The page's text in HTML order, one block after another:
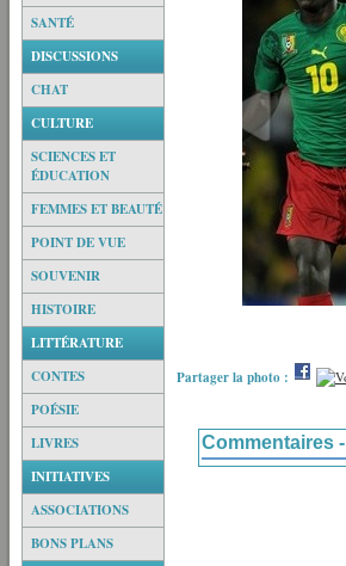
SANTÉ
DISCUSSIONS
CHAT
CULTURE
SCIENCES ET
ÉDUCATION
FEMMES ET BEAUTÉ
POINT DE VUE
SOUVENIR
HISTOIRE
LITTÉRATURE
CONTES
POÉSIE
LIVRES
INITIATIVES
ASSOCIATIONS
BONS PLANS
Partager la photo :
Commentaires -